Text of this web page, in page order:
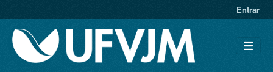
Entrar